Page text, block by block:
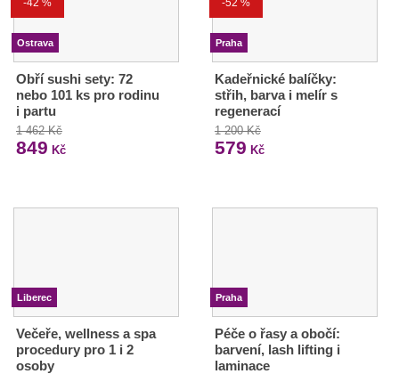
-42 %
Ostrava
Obří sushi sety: 72
nebo 101 ks pro rodinu
i partu
1 462 Kč
849 Kč
-52 %
Praha
Kadeřnické balíčky:
střih, barva i melír s
regenerací
1 200 Kč
579 Kč
Liberec
Večeře, wellness a spa
procedury pro 1 i 2
osoby
Praha
Péče o řasy a obočí:
barvení, lash lifting i
laminace